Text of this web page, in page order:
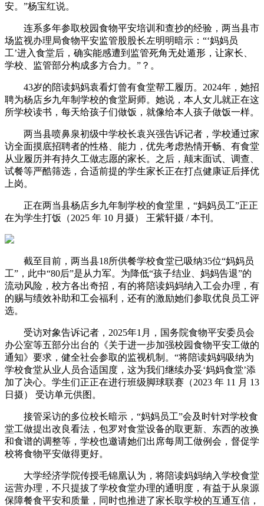
安。”杨宝红说。
连系多年参取校园食物平安培训和查抄的经验，两当县市
场监视办理局食物平安监管股股长左明明暗示：“‘妈妈员
工’进入食堂后，确实能感遭到监管死角无处遁形，让家长、
学校、监管部分构成多方合力。”？。
43岁的陪读妈妈袁看灯曾有食堂帮工履历。2024年，她招
聘为杨店乡九年制学校的食堂厨师。她说，本人女儿就正在这
所学校读书，每天给孩子们做饭，就像给本人孩子做饭一样。
两当县喷鼻泉初级中学校长袁兴强告诉记者，学校通过家
访全面摸底招聘者的性格、能力，优先考虑热情开畅、有食堂
从业履历并有持久工做志愿的家长。之后，颠末面试、调查、
试餐等严酷筛选，合适前提的学生家长正在打点健康证后择优
上岗。
正在两当县杨店乡九年制学校的食堂里，“妈妈员工”正正
在为学生打饭（2025 年 10 月摄） 王紫轩摄 / 本刊。
截至目前，两当县18所供餐学校食堂已吸纳35位“妈妈员
工”，此中“80后”是从力军。为降低“孩子结业、妈妈告退”的
流动风险，校方各出奇招，有的将陪读妈妈纳入工会办理，有
的赐与绩效补助和工会福利，还有的激励她们参取优良员工评
选。
受访对象告诉记者，2025年1月，国务院食物平安委员会
办公室等五部分出台的《关于进一步加强校园食物平安工做的
通知》要求，健全社会参取的监视机制。“将陪读妈妈吸纳为
学校食堂从业人员合适国度，这为我们继续办妥‘妈妈食堂’添
加了决心。学生们正正在进行班级脚球联赛（2023 年 11 月 13
日摄） 受访单元供图。
接管采访的多位校长暗示，“妈妈员工”会及时针对学校食
堂工做提出改良看法，包罗对食堂设备的取更新、东西的改换
和食谱的调整等，学校也邀请她们出席每周工做例会，督促学
校将食物平安做得更好。
大学经济学院传授毛锦凰认为，将陪读妈妈纳入学校食堂
运营办理，不只提拔了学校食堂办理的通明度，有益于从泉源
保障餐食平安和质量，同时也推进了家长取学校的互通互信，